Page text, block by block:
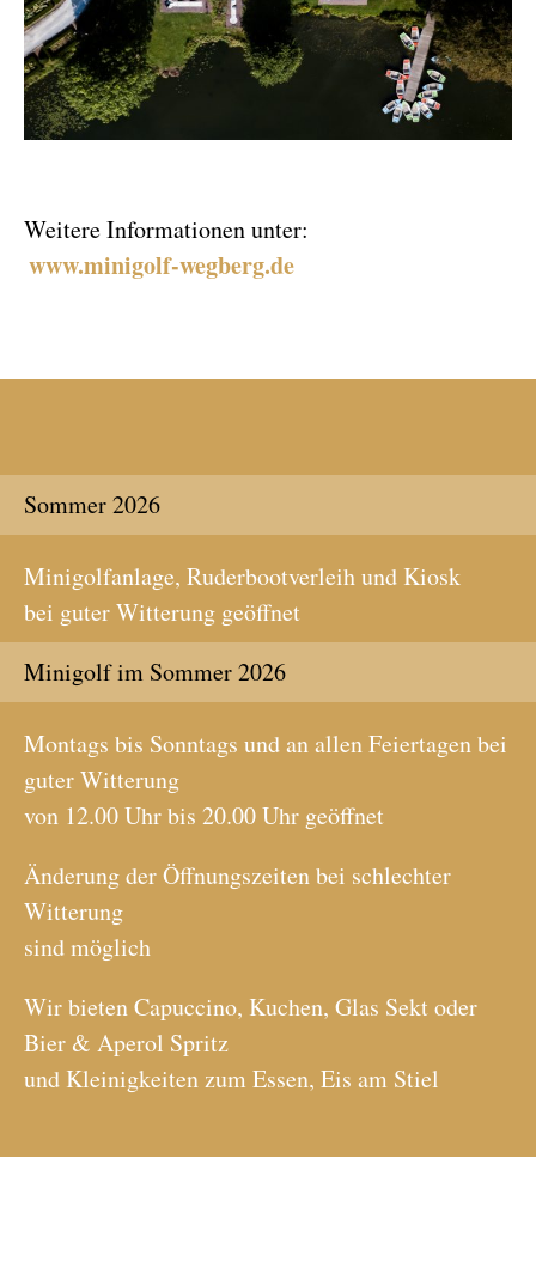
Weitere Informationen unter:
www.minigolf-wegberg.de
Sommer 2026
Minigolfanlage, Ruderbootverleih und Kiosk
bei guter Witterung geöffnet
Minigolf im Sommer 2026
Montags bis Sonntags und an allen Feiertagen bei
guter Witterung
von 12.00 Uhr bis 20.00 Uhr geöffnet
Änderung der Öffnungszeiten bei schlechter
Witterung
sind möglich
Wir bieten Capuccino, Kuchen, Glas Sekt oder
Bier & Aperol Spritz
und Kleinigkeiten zum Essen, Eis am Stiel